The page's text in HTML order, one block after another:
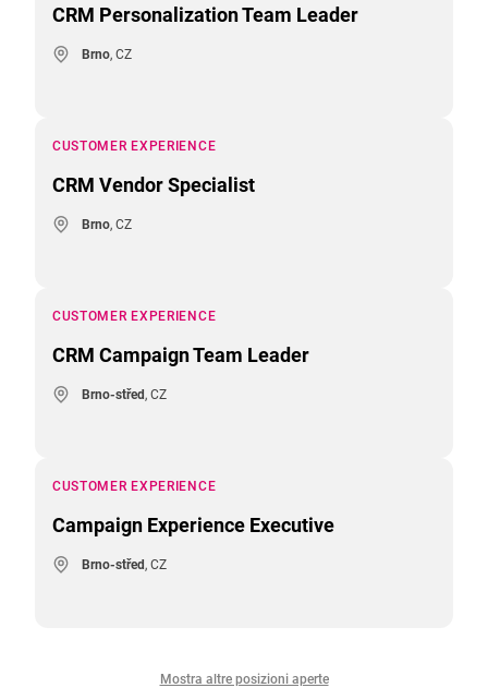
CRM Personalization Team Leader
Brno, CZ
CUSTOMER EXPERIENCE
CRM Vendor Specialist
Brno, CZ
CUSTOMER EXPERIENCE
CRM Campaign Team Leader
Brno-střed, CZ
CUSTOMER EXPERIENCE
Campaign Experience Executive
Brno-střed, CZ
Mostra altre posizioni aperte